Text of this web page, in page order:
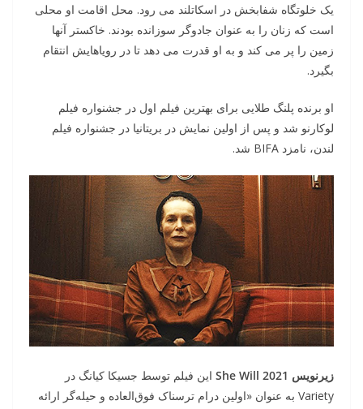
یک خلوتگاه شفابخش در اسکاتلند می رود. محل اقامت او محلی
است که زنان را به عنوان جادوگر سوزانده بودند. خاکستر آنها
زمین را پر می کند و به او قدرت می دهد تا در رویاهایش انتقام
بگیرد.
او برنده پلنگ طلایی برای بهترین فیلم اول در جشنواره فیلم
لوکارنو شد و پس از اولین نمایش در بریتانیا در جشنواره فیلم
لندن، نامزد BIFA شد.
زیرنویس She Will 2021
این فیلم توسط جسیکا کیانگ در
Variety به عنوان «اولین درام ترسناک فوق‌العاده و حیله‌گر ارائه